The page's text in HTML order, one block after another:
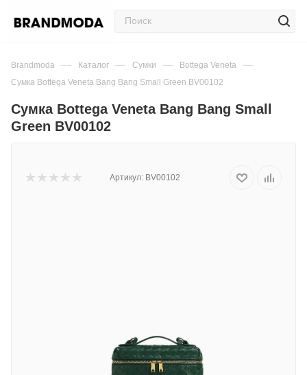
Brandmoda — Каталог — Сумки — Bottega Veneta —
Сумка Bottega Veneta Bang Bang Small Green BV00102
Сумка Bottega Veneta Bang Bang Small
Green BV00102
Артикул: BV00102